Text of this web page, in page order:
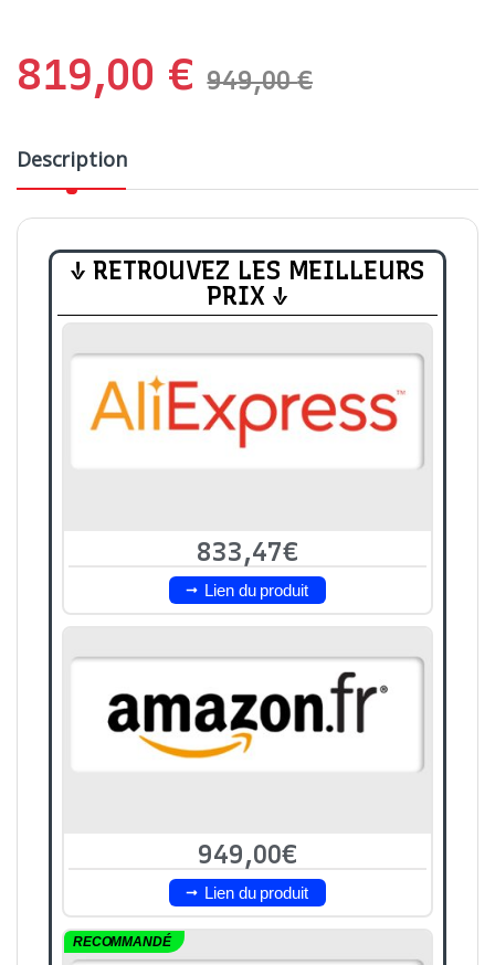
819,00 € 949,00€
Description
↓ RETROUVEZ LES MEILLEURS
PRIX ↓
833,47€
Lien du produit
949,00€
Lien du produit
RECOMMANDÉ